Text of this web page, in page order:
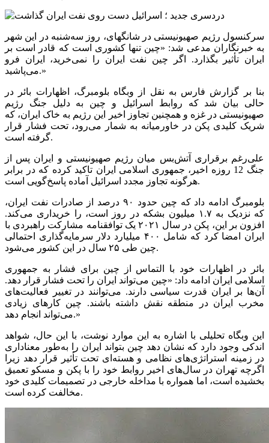
سرکنسول رژیم صهیونیستی در شانگهای، روز سه‌شنبه در این شهر
به خبرنگاران مدعی شد: «چین تنها کشوری است که قادر است بر
ایران تأثیر بگذارد. اگر چین نفت ایران را نمی‌خرید، ایران فرو
می‌پاشید.»
بنا بر گزارش فارس به نقل از وبگاه بلومبرگ، اظهارات بائر در
حالی بیان شد که روابط اسرائیل و چین به دلیل جنگ رژیم
صهیونیستی در غزه و همچنین تجاوز اخیر این رژیم به خاک ایران، که
شریک کلیدی پکن در خاورمیانه به شمار می‌رود، تحت فشار قرار
گرفته است.
علی‌رغم برقراری آتش‌بس میان رژیم صهیونیستی و ایران پس از
جنگ 12 روزه اخیر، جمهوری اسلامی ایران تاکید کرده که در برابر
هرگونه تجاوز مجدد اسرائیل آماده پاسخ‌گویی است.
بلومبرگ ادامه داد که چین حدود ۹۰ درصد از صادرات نفت ایران،
که نزدیک به ۱.۷ میلیون بشکه در روز است، را خریداری می‌کند.
افزون بر این، پکن در سال ۲۰۲۱ یک توافقنامه مشارکت راهبردی با
ایران امضا کرد که شامل ۴۰۰ میلیارد دلار سرمایه‌گذاری احتمالی
چین طی ۲۵ سال در این کشور می‌شود.
بائر در اظهارات خود با التماس از چین برای فشار به جمهوری
اسلامی ایران ادامه داد: «چین می‌تواند ایران را تحت فشار قرار دهد.
آن‌ها بر ایران قدرت سیاسی دارند. می‌توانند در تغییر فعالیت‌های
مخرب ایران در منطقه نقش داشته باشند. چین کارهای زیادی
می‌تواند انجام دهد.»
این وبگاه تحلیلی با اشاره به این موارد نوشت، با این حال، شواهد
اندکی وجود دارد که نشان دهد چین بتواند ایران را به‌طور معناداری
در زمینه استراتژی‌های نظامی و هسته‌ای تحت تأثیر قرار دهد زیرا
اگرچه تهران در سال‌های اخیر روابط خود را با پکن و مسکو تعمیق
بخشیده است، اما همواره با مداخله خارجی در تصمیمات کلیدی خود
مخالفت کرده است.